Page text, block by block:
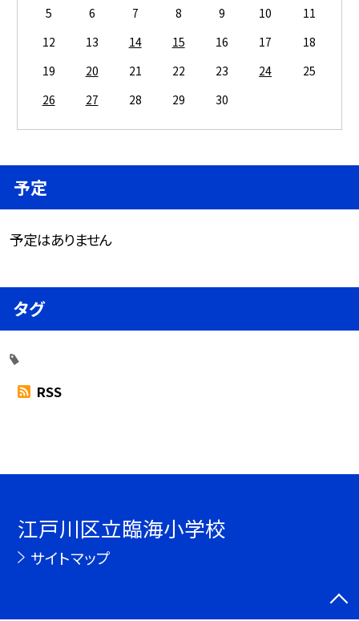
5
6 7 8 9 10
11
12
13 14 15 16 17
18
19
20 21 22 23 24
25
26
27 28 29 30
予定
予定はありません
タグ
RSS
江戸川区立臨海小学校
サイトマップ